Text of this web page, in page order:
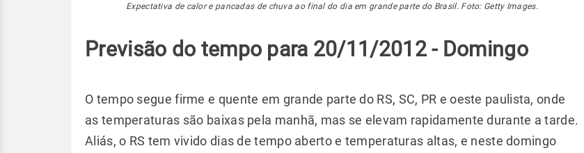
Expectativa de calor e pancadas de chuva ao final do dia em grande parte do Brasil. Foto: Getty Images.
Previsão do tempo para 20/11/2012 - Domingo
O tempo segue firme e quente em grande parte do RS, SC, PR e oeste paulista, onde
as temperaturas são baixas pela manhã, mas se elevam rapidamente durante a tarde.
Aliás, o RS tem vivido dias de tempo aberto e temperaturas altas, e neste domingo